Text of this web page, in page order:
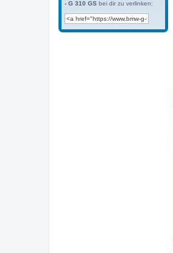
- G 310 GS bei dir zu verlinken: